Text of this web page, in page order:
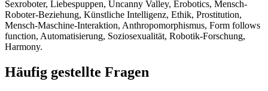
Sexroboter, Liebespuppen, Uncanny Valley, Erobotics, Mensch-
Roboter-Beziehung, Künstliche Intelligenz, Ethik, Prostitution,
Mensch-Maschine-Interaktion, Anthropomorphismus, Form follows
function, Automatisierung, Soziosexualität, Robotik-Forschung,
Harmony.
Häufig gestellte Fragen